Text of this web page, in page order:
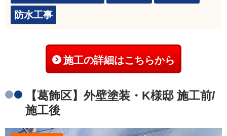
防水工事
施工の詳細はこちらから
【葛飾区】外壁塗装・K様邸 施工前/
施工後